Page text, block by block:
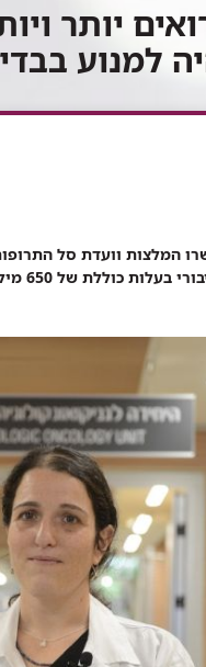
יותר
למנוע
(יום א', ה-22.1) אושרו המלצות
כוללת של 650 מיליון ₪.